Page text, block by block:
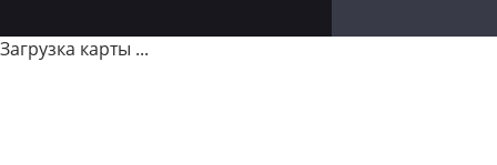
Загрузка карты ...